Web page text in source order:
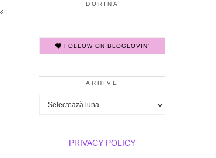
DORINA
FOLLOW ON BLOGLOVIN'
ARHIVE
Arhive
PRIVACY POLICY